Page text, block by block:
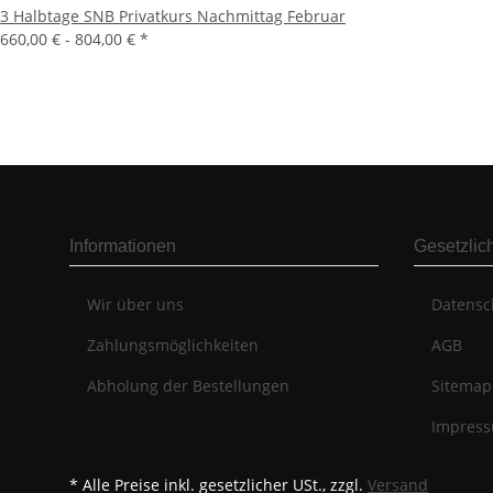
3 Halbtage SNB Privatkurs Nachmittag Februar
660,00 € - 804,00 € *
Informationen
Wir über uns
Zahlungsmöglichkeiten
Abholung der Bestellungen
AGB
Sitemap
* Alle Preise inkl. gesetzlicher USt., zzgl. Versand